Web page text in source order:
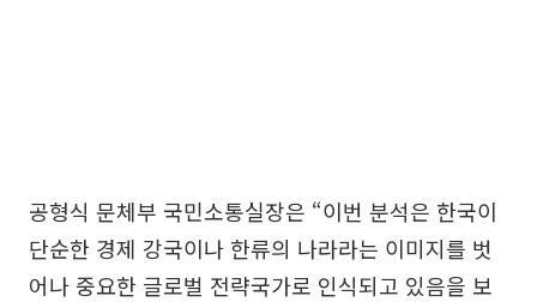
공형식 문체부 국민소통실장은 “이번 분석은 한국이
단순한 경제 강국이나 한류의 나라라는 이미지를 벗
어나 중요한 글로벌 전략국가로 인식되고 있음을 보